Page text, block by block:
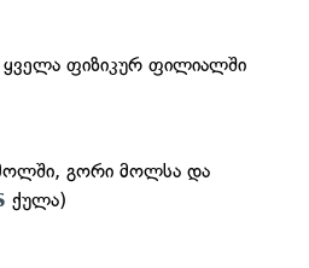
ყველა ფიზიკურ ფილიალში
გორი მოლსა და
ქულა)